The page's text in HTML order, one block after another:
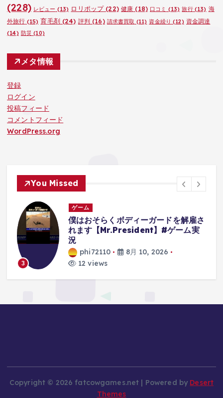
(228) レビュー (13) ロリポップ(22) 健康 (18) 口コミ (13) 旅行(13) 海
外旅行 (15) 育毛剤(24) 評判 (16) 請求書買取 (11) 資金繰り (12) 資金調達
(14) 防災 (10)
メタ情報
登録
ログイン
投稿フィード
コメントフィード
WordPress.org
You Missed
ゲーム
ケチな奴に送る同人ゲーム3選 #無
料 #ずんだもん #同人ゲーム
8 views
Themes